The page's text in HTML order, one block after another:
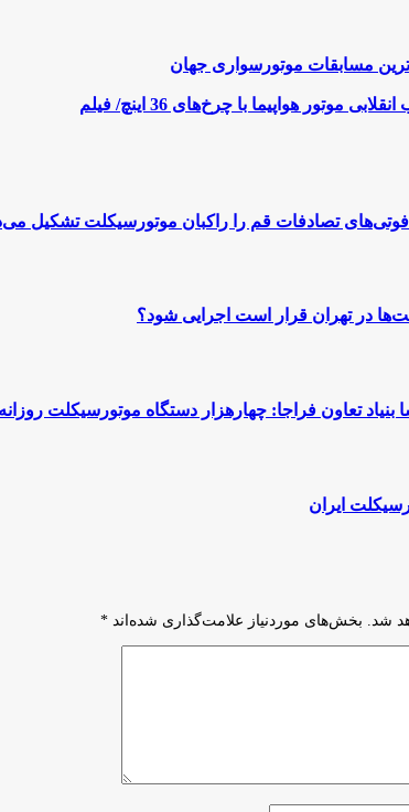
مسابقات موتورسواری جهان
در تهران قرار است اجرایی شود؟
تعاون فراجا: چهارهزار دستگاه موتورسیکلت
ایران
شد. بخش‌های موردنیاز علامت‌گذاری شده‌اند *